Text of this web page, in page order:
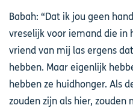
Babah: “Dat ik jou geen
vreselijk voor iemand die in
vriend van mij las ergens
hebben. Maar eigenlijk
hebben ze huidhonger. Als
zouden zijn als hier, zouden